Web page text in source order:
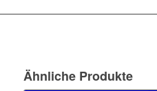
Ähnliche Produkte